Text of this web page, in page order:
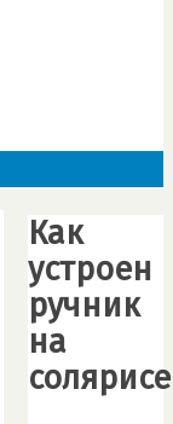
Как
устроен
ручник
на
солярисе